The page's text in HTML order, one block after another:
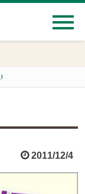
2011/12/4